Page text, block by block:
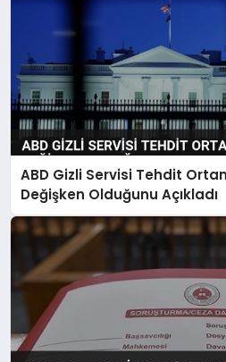
ABD Gizli Servisi Tehdit
Değişken Olduğunu Açıkladı